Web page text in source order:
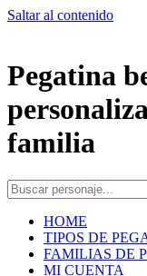
Saltar al contenido
Pegatina
familia
HOME
TIPOS DE
FAMILIAS DE
MI CUENTA